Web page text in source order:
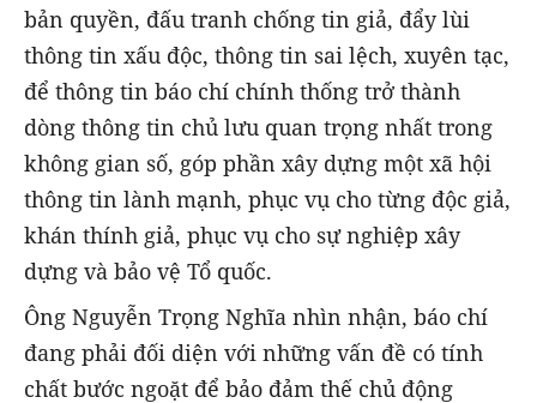
bản quyền, đấu tranh chống tin giả, đẩy lùi
thông tin xấu độc, thông tin sai lệch, xuyên tạc,
để thông tin báo chí chính thống trở thành
dòng thông tin chủ lưu quan trọng nhất trong
không gian số, góp phần xây dựng một xã hội
thông tin lành mạnh, phục vụ cho từng độc giả,
khán thính giả, phục vụ cho sự nghiệp xây
dựng và bảo vệ Tổ quốc.
Ông Nguyễn Trọng Nghĩa nhìn nhận, báo chí
đang phải đối diện với những vấn đề có tính
chất bước ngoặt để bảo đảm thế chủ động